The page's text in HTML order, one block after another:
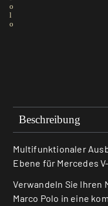
o
l
o
Beschreibung
Multifunktionaler
Ebene für Mercedes
Verwandeln Sie Ihren
Marco Polo in eine